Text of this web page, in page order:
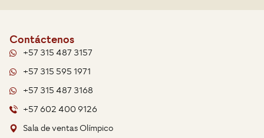
Contáctenos
+57 315 487 3157
+57 315 595 1971
+57 315 487 3168
+57 602 400 9126
Sala de ventas Olímpico